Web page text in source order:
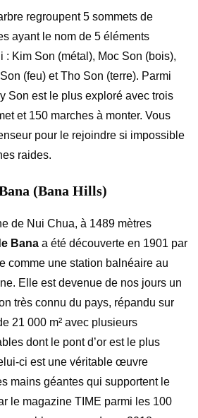
regroupent 5 sommets de
ayant le nom de 5 éléments
: Kim Son (métal), Moc Son (bois),
(feu) et Tho Son (terre). Parmi
Son est le plus exploré avec trois
et 150 marches à monter. Vous
pour le rejoindre si impossible
raides.
(Bana Hills)
de Nui Chua, à 1489 mètres
Bana a été découverte en 1901 par
comme une station balnéaire au
Elle est devenue de nos jours un
très connu du pays, répandu sur
21 000 m² avec plusieurs
dont le pont d’or est le plus
ci est une véritable œuvre
mains géantes qui supportent le
le magazine TIME parmi les 100